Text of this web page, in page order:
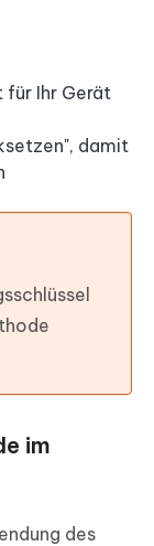
für Ihr Gerät
damit
im
des